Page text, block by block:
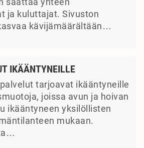
ja kuluttajat. Sivuston
kävijämäärältään…
IKÄÄNTYNEILLE
tarjoavat ikääntyneille
joissa avun ja hoivan
ikääntyneen yksilöllisten
mukaan.